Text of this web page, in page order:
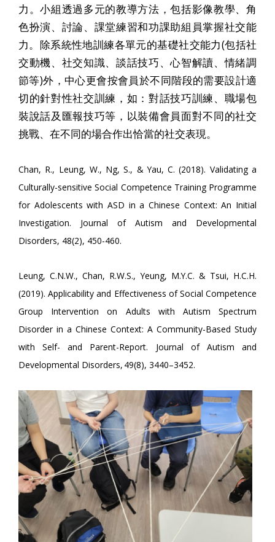
力。小組透過多元的教導方法，包括影像教學、角
色扮演、討論、課堂練習和功課助組員掌握社交能
力。除系統性地訓練各單元的基礎社交能力(包括社
交動機、社交知識、談話技巧、心智解讀、情緒調
節等)外，中心更會按會員於不同階段的需要設計適
切的針對性社交訓練，如：對話技巧訓練、職場包
裝說話及匯報技巧等，以裝備會員面對不同的社交
挑戰、在不同的場合作出恰當的社交表現。
Chan, R., Leung, W., Ng, S., & Yau, C. (2018). Validating a
Culturally-sensitive Social Competence Training Programme
for Adolescents with ASD in a Chinese Context: An Initial
Investigation. Journal of Autism and Developmental
Disorders, 48(2), 450-460.
Leung, C.N.W., Chan, R.W.S., Yeung, M.Y.C. & Tsui, H.C.H.
(2019). Applicability and Effectiveness of Social Competence
Group Intervention on Adults with Autism Spectrum
Disorder in a Chinese Context: A Community-Based Study
with Self- and Parent-Report. Journal of Autism and
Developmental Disorders, 49(8), 3440–3452.